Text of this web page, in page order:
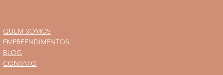
QUEM SOMOS
EMPREENDIMENTOS
BLOG
CONTATO